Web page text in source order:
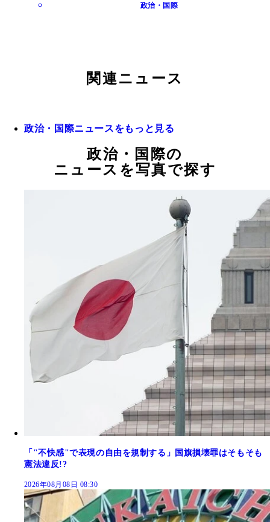
政治・国際
関連ニュース
政治・国際ニュースをもっと見る
政治・国際の
ニュースを写真で探す
「"不快感"で表現の自由を規制する」国旗損壊罪はそもそも
憲法違反!?
2026年08月08日 08:30